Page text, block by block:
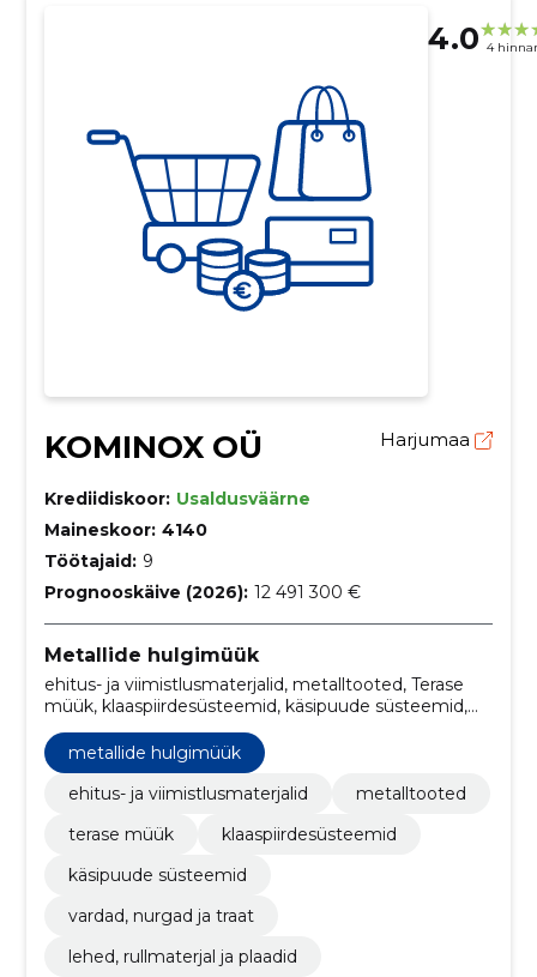
4.0 4
KOMINOX OÜ Harjumaa
Krediidiskoor: Usaldusväärne
Maineskoor: 4140
Töötajaid: 9
Prognooskäive (2026): 12 491 300 €
Metallide hulgimüük
ehitus- ja viimistlusmaterjalid, metalltooted, Terase
müük, klaaspiirdesüsteemid, käsipuude süsteemid,
tööstuslikud torud, dekoratiivsed torud, Ümar profiil
metallide hulgimüük
ehitus- ja viimistlusmaterjalid
metalltooted
terase müük
klaaspiirdesüsteemid
käsipuude süsteemid
vardad, nurgad ja traat
lehed, rullmaterjal ja plaadid